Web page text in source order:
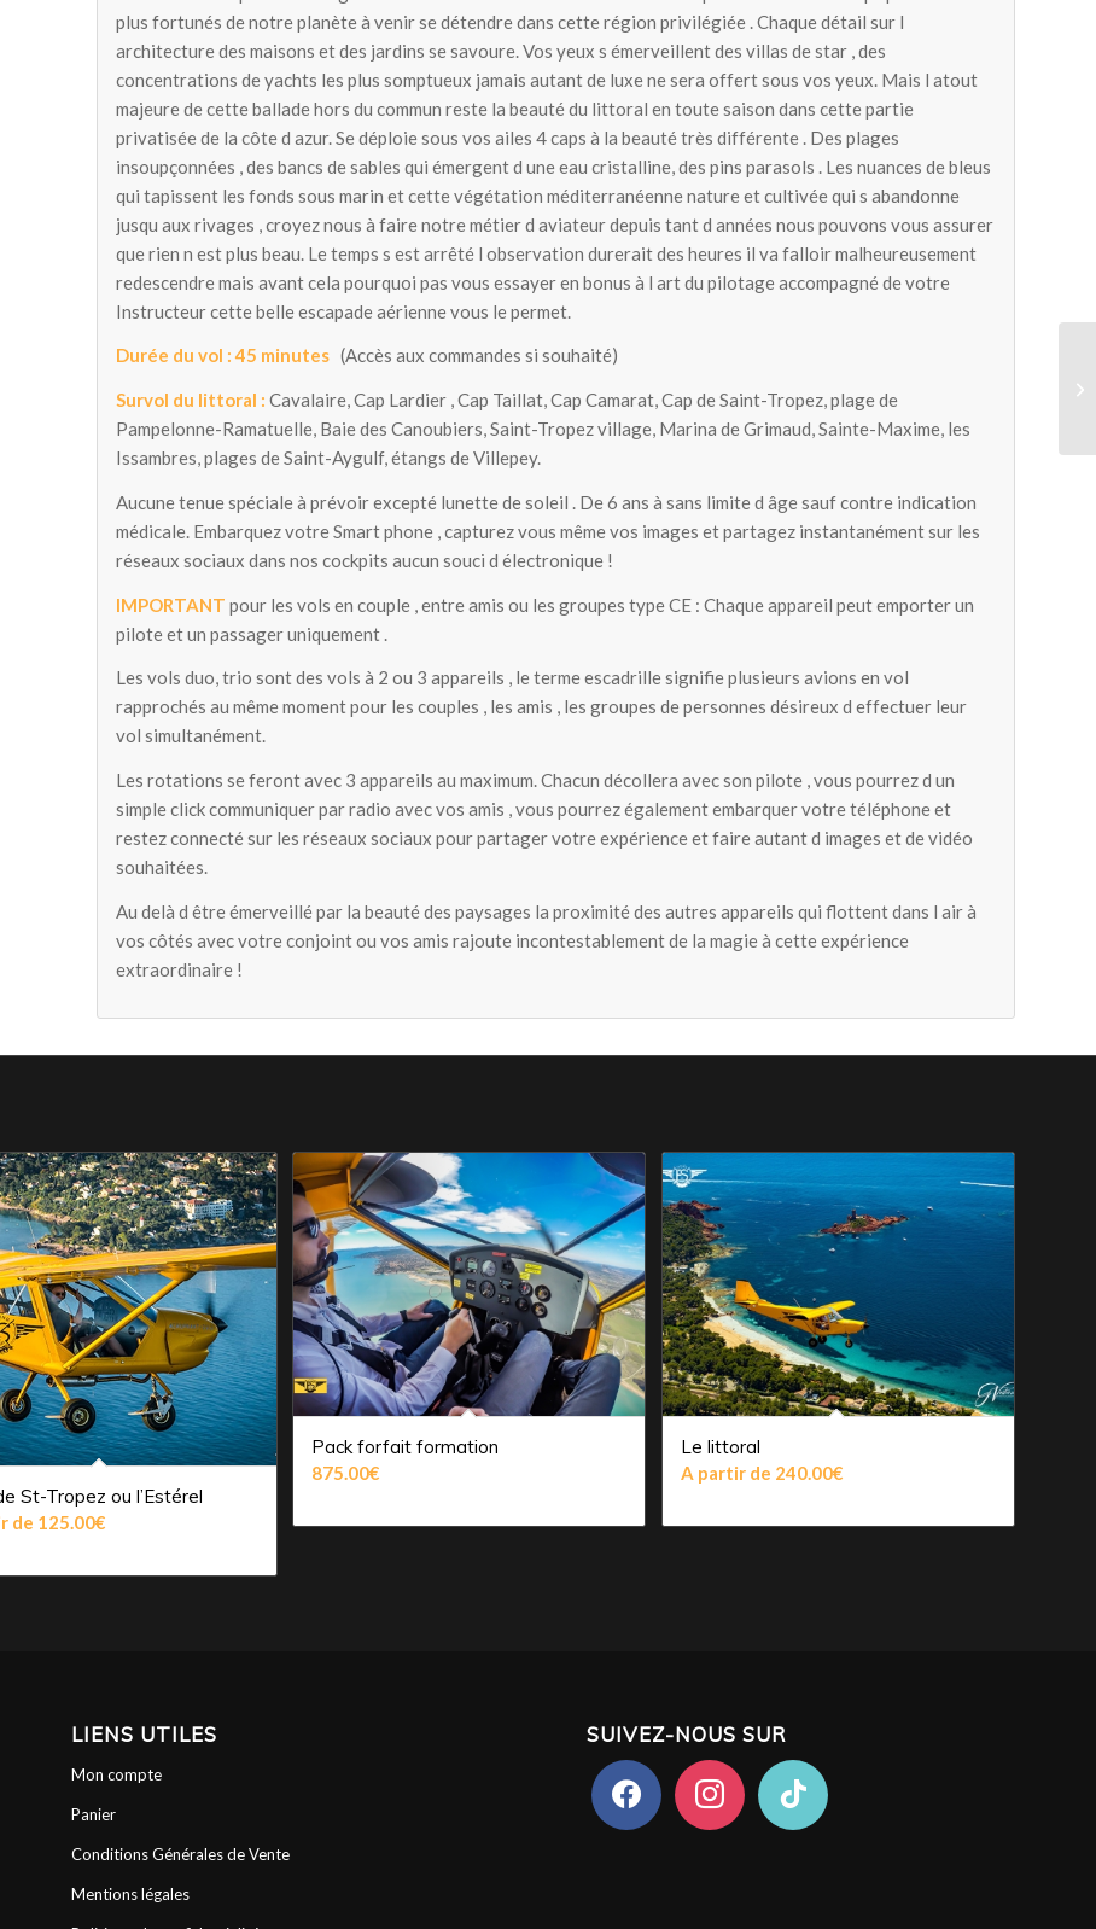
plus fortunés de notre planète à venir se détendre dans cette région privilégiée . Chaque détail sur l
architecture des maisons et des jardins se savoure. Vos yeux s émerveillent des villas de star , des
concentrations de yachts les plus somptueux jamais autant de luxe ne sera offert sous vos yeux. Mais l atout
majeure de cette ballade hors du commun reste la beauté du littoral en toute saison dans cette partie
privatisée de la côte d azur. Se déploie sous vos ailes 4 caps à la beauté très différente . Des plages
insoupçonnées , des bancs de sables qui émergent d une eau cristalline, des pins parasols . Les nuances de bleus
qui tapissent les fonds sous marin et cette végétation méditerranéenne nature et cultivée qui s abandonne
jusqu aux rivages , croyez nous à faire notre métier d aviateur depuis tant d années nous pouvons vous assurer
que rien n est plus beau. Le temps s est arrêté l observation durerait des heures il va falloir malheureusement
redescendre mais avant cela pourquoi pas vous essayer en bonus à l art du pilotage accompagné de votre
Instructeur cette belle escapade aérienne vous le permet.
Durée du vol : 45 minutes (Accès aux commandes si souhaité)
Survol du littoral : Cavalaire, Cap Lardier , Cap Taillat, Cap Camarat, Cap de Saint-Tropez, plage de
Pampelonne-Ramatuelle, Baie des Canoubiers, Saint-Tropez village, Marina de Grimaud, Sainte-Maxime, les
Issambres, plages de Saint-Aygulf, étangs de Villepey.
Aucune tenue spéciale à prévoir excepté lunette de soleil . De 6 ans à sans limite d âge sauf contre indication
médicale. Embarquez votre Smart phone , capturez vous même vos images et partagez instantanément sur les
réseaux sociaux dans nos cockpits aucun souci d électronique !
IMPORTANT pour les vols en couple , entre amis ou les groupes type CE : Chaque appareil peut emporter un
pilote et un passager uniquement .
Les vols duo, trio sont des vols à 2 ou 3 appareils , le terme escadrille signifie plusieurs avions en vol
rapprochés au même moment pour les couples , les amis , les groupes de personnes désireux d effectuer leur
vol simultanément.
Les rotations se feront avec 3 appareils au maximum. Chacun décollera avec son pilote , vous pourrez d un
simple click communiquer par radio avec vos amis , vous pourrez également embarquer votre téléphone et
restez connecté sur les réseaux sociaux pour partager votre expérience et faire autant d images et de vidéo
souhaitées.
Au delà d être émerveillé par la beauté des paysages la proximité des autres appareils qui flottent dans l air à
vos côtés avec votre conjoint ou vos amis rajoute incontestablement de la magie à cette expérience
extraordinaire !
St-Tropez ou l’Estérel
de 125.00€
Pack forfait formation
875.00€
Le littoral
A partir de 240.00€
LIENS UTILES
Mon compte
Panier
Conditions Générales de Vente
Mentions légales
SUIVEZ-NOUS SUR